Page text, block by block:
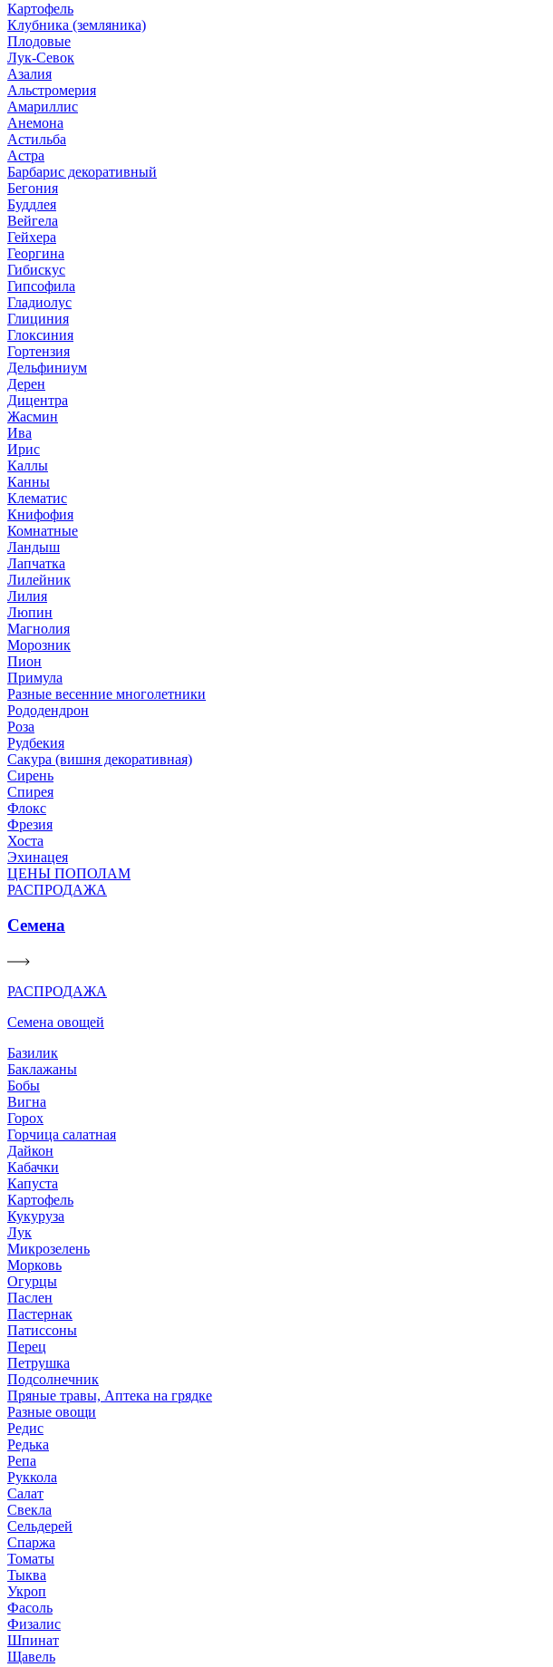
Картофель
Клубника (земляника)
Плодовые
Лук-Севок
Азалия
Альстромерия
Амариллис
Анемона
Астильба
Астра
Барбарис декоративный
Бегония
Буддлея
Вейгела
Гейхера
Георгина
Гибискус
Гипсофила
Гладиолус
Глициния
Глоксиния
Гортензия
Дельфиниум
Дерен
Дицентра
Жасмин
Ива
Ирис
Каллы
Канны
Клематис
Книфофия
Комнатные
Ландыш
Лапчатка
Лилейник
Лилия
Люпин
Магнолия
Морозник
Пион
Примула
Разные весенние многолетники
Рододендрон
Роза
Рудбекия
Сакура (вишня декоративная)
Сирень
Спирея
Флокс
Фрезия
Хоста
Эхинацея
ЦЕНЫ ПОПОЛАМ
РАСПРОДАЖА
Семена
РАСПРОДАЖА
Семена овощей
Базилик
Баклажаны
Бобы
Вигна
Горох
Горчица салатная
Дайкон
Кабачки
Капуста
Картофель
Кукуруза
Лук
Микрозелень
Морковь
Огурцы
Паслен
Пастернак
Патиссоны
Перец
Петрушка
Подсолнечник
Пряные травы, Аптека на грядке
Разные овощи
Редис
Редька
Репа
Руккола
Салат
Свекла
Сельдерей
Спаржа
Томаты
Тыква
Укроп
Фасоль
Физалис
Шпинат
Щавель